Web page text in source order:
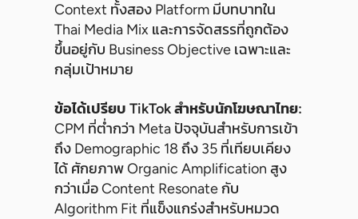
Context ทั้งสอง Platform มีบทบาทใน
Thai Media Mix และการจัดสรรที่ถูกต้อง
ขึ้นอยู่กับ Business Objective เฉพาะและ
กลุ่มเป้าหมาย
ข้อได้เปรียบ TikTok สำหรับนักโฆษณาไทย:
CPM ที่ต่ำกว่า Meta ปัจจุบันสำหรับการเข้า
ถึง Demographic 18 ถึง 35 ที่เทียบเคียง
ได้ ศักยภาพ Organic Amplification สูง
กว่าเมื่อ Content Resonate กับ
Algorithm Fit ที่แข็งแกร่งสำหรับหมวด